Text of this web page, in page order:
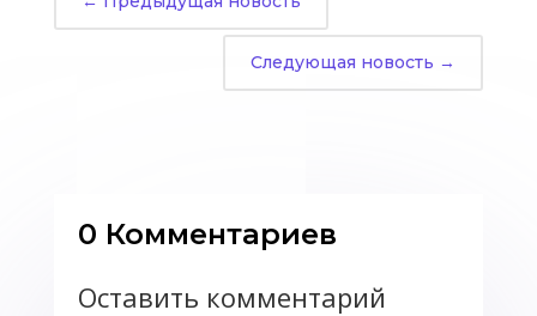
Следующая новость →
0 Комментариев
Оставить комментарий